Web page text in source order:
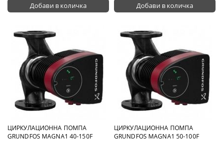
ЦИРКУЛАЦИОННА ПОМПА
GRUNDFOS MAGNA1 40-150F
ЦИРКУЛАЦИОННА ПОМПА
GRUNDFOS MAGNA1 50-100F